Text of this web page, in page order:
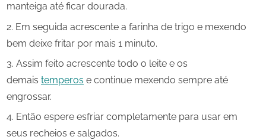
manteiga até ficar dourada.
Em seguida acrescente a farinha de trigo e mexendo
bem deixe fritar por mais 1 minuto.
Assim feito acrescente todo o leite e os
demais temperos e continue mexendo sempre até
engrossar.
Então espere esfriar completamente para usar em
seus recheios e salgados.